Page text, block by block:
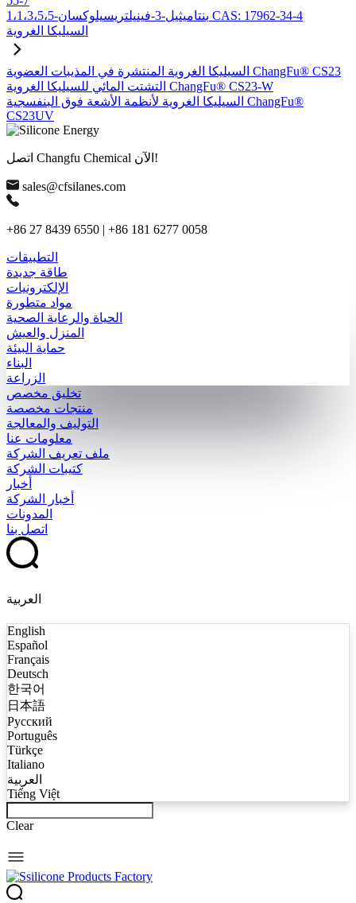
1،1،3،5،5-بنتاميثيل-3-فينيلتريسيلوكسان CAS: 17962-34-4
السيليكا الغروية
السيليكا الغروية المنتشرة في المذيبات العضوية ChangFu® CS23
التشتت المائي للسيليكا الغروية ChangFu® CS23-W
السيليكا الغروية لأنظمة الأشعة فوق البنفسجية ChangFu®
CS23UV
اتصل Changfu Chemical الآن!
sales@cfsilanes.com
+86 27 8439 6550 | +86 181 6277 0058
التطبيقات
طاقة جديدة
الإلكترونيات
مواد متطورة
الحياة والرعاية الصحية
المنزل والعيش
حماية البيئة
البناء
الزراعة
تخليق مخصص
منتجات مخصصة
التوليف والمعالجة
معلومات عنا
ملف تعريف الشركة
كتيبات الشركة
أخبار
أخبار الشركة
المدونات
اتصل بنا
العربية
English
Español
Français
Deutsch
한국어
日本語
Русский
Português
Türkçe
Italiano
العربية
Tiếng Việt
Clear